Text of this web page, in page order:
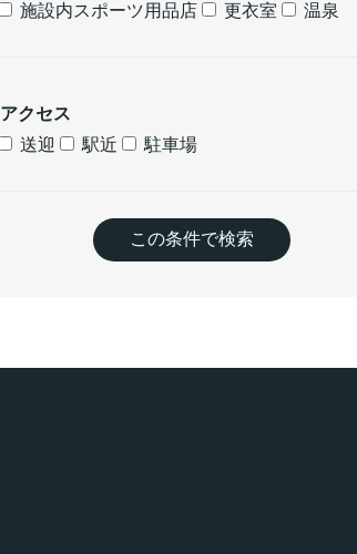
施設内スポーツ用品店
更衣室 温泉
アクセス
送迎
駅近 駐車場